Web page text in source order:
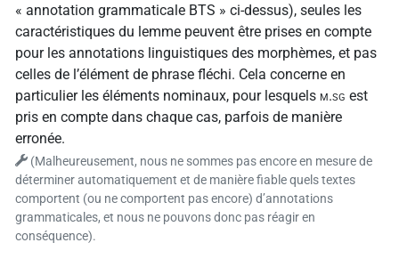
« annotation grammaticale BTS » ci-dessus), seules les
caractéristiques du lemme peuvent être prises en compte
pour les annotations linguistiques des morphèmes, et pas
celles de l’élément de phrase fléchi. Cela concerne en
particulier les éléments nominaux, pour lesquels m.sg est
pris en compte dans chaque cas, parfois de manière
erronée.
(Malheureusement, nous ne sommes pas encore en mesure de
déterminer automatiquement et de manière fiable quels textes
comportent (ou ne comportent pas encore) d’annotations
grammaticales, et nous ne pouvons donc pas réagir en
conséquence).